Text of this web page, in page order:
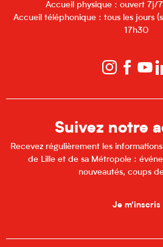
Accueil physique : ouvert 7j/
Accueil téléphonique : tous les jours
17h30
Suivez notre
Recevez régulièrement les
de Lille et de sa Métropole :
nouveautés, coups
Je m'inscris